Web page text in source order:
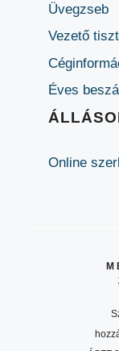
Üvegzseb
Vezető
Éves
Online